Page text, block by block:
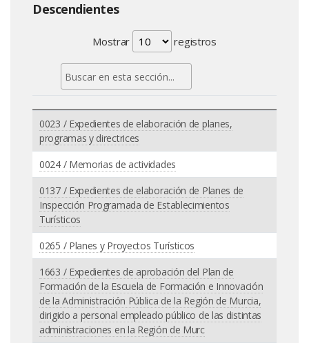
Descendientes
Mostrar registros
0023 / Expedientes de elaboración de planes,
programas y directrices
0024 / Memorias de actividades
0137 / Expedientes de elaboración de Planes de
Inspección Programada de Establecimientos
Turísticos
0265 / Planes y Proyectos Turísticos
1663 / Expedientes de aprobación del Plan de
Formación de la Escuela de Formación e Innovación
de la Administración Pública de la Región de Murcia,
dirigido a personal empleado público de las distintas
administraciones en la Región de Murc